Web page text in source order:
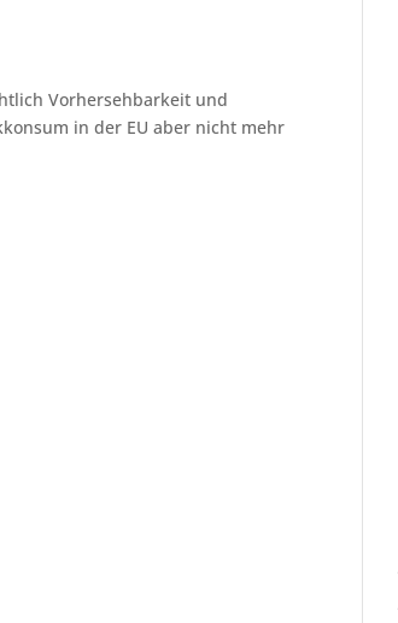
Vorhersehbarkeit und
in der EU aber nicht mehr